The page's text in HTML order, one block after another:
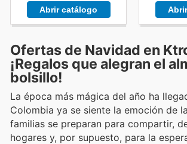
Abrir catálogo
Ofertas de Navidad en
¡Regalos que alegran el
bolsillo!
La época más mágica del año ha
Colombia ya se siente la emoción de
familias se preparan para compartir,
hogares y, por supuesto, para la